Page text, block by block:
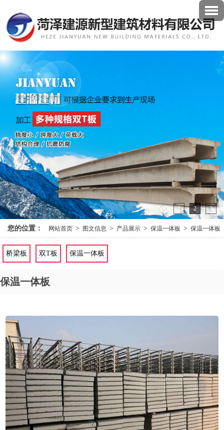
1 2 3
您的位置： 网站首页 > 图文信息 > 产品展示 > 保温一体板 > 保温一体板
桥梁板 双T板 保温一体板
保温一体板